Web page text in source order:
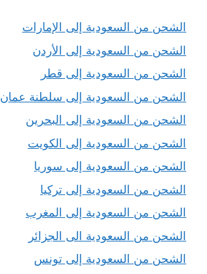
الشحن من السعودية إلى الإمارات
الشحن من السعودية إلى الأردن
الشحن من السعودية إلى قطر
الشحن من السعودية إلى سلطنة عمان
الشحن من السعودية إلى البحرين
الشحن من السعودية إلى الكويت
الشحن من السعودية إلى سوريا
الشحن من السعودية إلى تركيا
الشحن من السعودية إلى المغرب
الشحن من السعودية الى الجزائر
الشحن من السعودية إلى تونس